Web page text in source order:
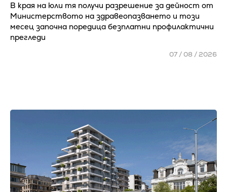
В края на юли тя получи разрешение за дейност от
Министерството на здравеопазването и този
месец започна поредица безплатни профилактични
прегледи
07 / 08 / 2026